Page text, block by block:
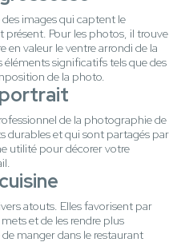
images qui captent le
Pour les photos, il trouve
en valeur le ventre arrondi de la
significatifs tels que des
de la photo.
de la photographie de
durables et qui sont partagés par
utilité pour décorer votre
atouts. Elles favorisent par
et de les rendre plus
manger dans le restaurant